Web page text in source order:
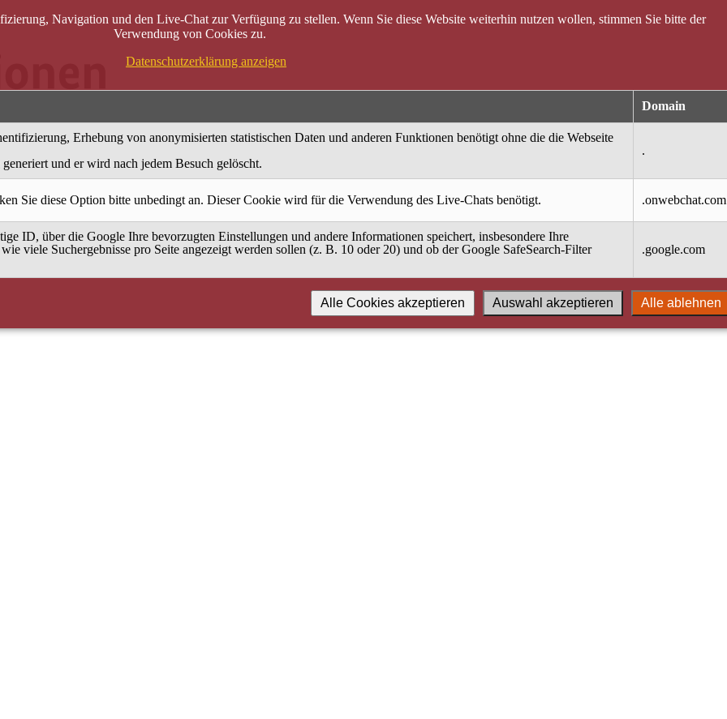
Navigation und den Live-Chat zur Verfügung zu stellen. Wenn Sie diese Website weiterhin nutzen wollen, stimmen Sie bitte der
Verwendung von Cookies zu.
Datenschutzerklärung anzeigen
Domain
Erhebung von anonymisierten statistischen Daten und anderen Funktionen benötigt ohne die die Webseite
und er wird nach jedem Besuch gelöscht.
.
Sie diese Option bitte unbedingt an. Dieser Cookie wird für die Verwendung des Live-Chats benötigt. .onwebchat.com
ID, über die Google Ihre bevorzugten Einstellungen und andere Informationen speichert, insbesondere Ihre
viele Suchergebnisse pro Seite angezeigt werden sollen (z. B. 10 oder 20) und ob der Google SafeSearch-Filter
.google.com
Alle ablehnen
Auswahl akzeptieren
Alle Cookies akzeptieren